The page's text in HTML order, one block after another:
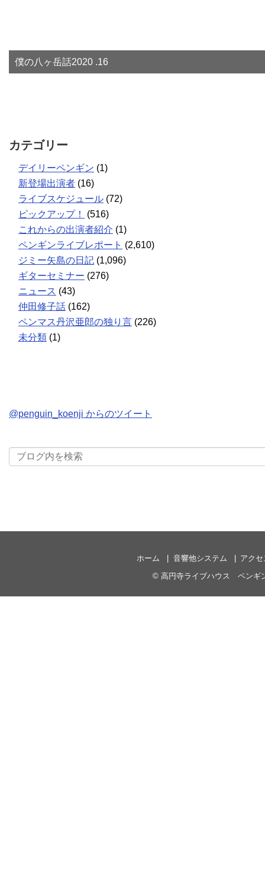
僕の八ヶ岳話2020 .16
カテゴリー
デイリーペンギン (1)
新登場出演者 (16)
ライブスケジュール (72)
ピックアップ！
(516)
これからの出演者紹介 (1)
ペンギンライブレポート (2,610)
ジミー矢島の日記 (1,096)
ギターセミナー (276)
ニュース (43)
仲田修子話 (162)
ペンマス丹沢亜郎の独り言 (226)
未分類 (1)
@penguin_koenji からのツイート
ホーム 音響他システム
アクセ
© 高円寺ライブハウス ペンギ